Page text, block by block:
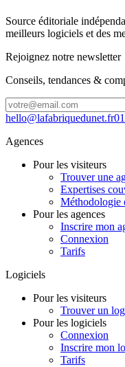
Source éditoriale
meilleurs logiciels et des
Rejoignez notre newsletter
Conseils, tendances &
hello@lafabriquedunet.fr
Agences
Pour les visiteurs
Trouver une
Expertises
Méthodologie
Pour les agences
Inscrire mon
Connexion
Tarifs
Logiciels
Pour les visiteurs
Trouver un
Pour les logiciels
Connexion
Inscrire mon
Tarifs